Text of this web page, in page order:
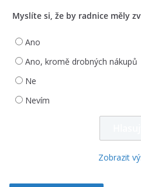
Myslíte si, že by radnice měly
Ano
Ano, kromě drobných nákupů
Ne
Nevím
Zobrazit